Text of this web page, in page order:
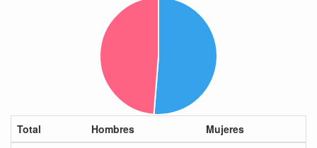
Total Hombres
Mujeres